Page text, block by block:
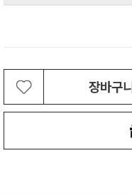
장바구니